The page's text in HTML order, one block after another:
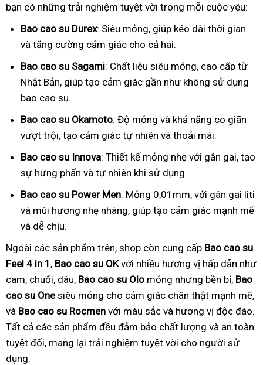
bạn có những trải nghiệm tuyệt vời trong mỗi cuộc yêu:
Bao cao su Durex: Siêu mỏng, giúp kéo dài thời gian
và tăng cường cảm giác cho cả hai.
Bao cao su Sagami: Chất liệu siêu mỏng, cao cấp từ
Nhật Bản, giúp tạo cảm giác gần như không sử dụng
bao cao su.
Bao cao su Okamoto: Độ mỏng và khả năng co giãn
vượt trội, tạo cảm giác tự nhiên và thoải mái.
Bao cao su Innova: Thiết kế mỏng nhẹ với gân gai, tạo
sự hưng phấn và tự nhiên khi sử dụng.
Bao cao su Power Men: Mỏng 0,01mm, với gân gai liti
và mùi hương nhẹ nhàng, giúp tạo cảm giác mạnh mẽ
và dễ chịu.
Ngoài các sản phẩm trên, shop còn cung cấp Bao cao su
Feel 4 in 1 , Bao cao su OKvới nhiều hương vị hấp dẫn như
cam, chuối, dâu, Bao cao su Olo mỏng nhưng bền bỉ, Bao
cao su Onesiêu mỏng cho cảm giác chân thật mạnh mẽ,
và Bao cao su Rocmen với màu sắc và hương vị độc đáo.
Tất cả các sản phẩm đều đảm bảo chất lượng và an toàn
tuyệt đối, mang lại trải nghiệm tuyệt vời cho người sử
dụng.